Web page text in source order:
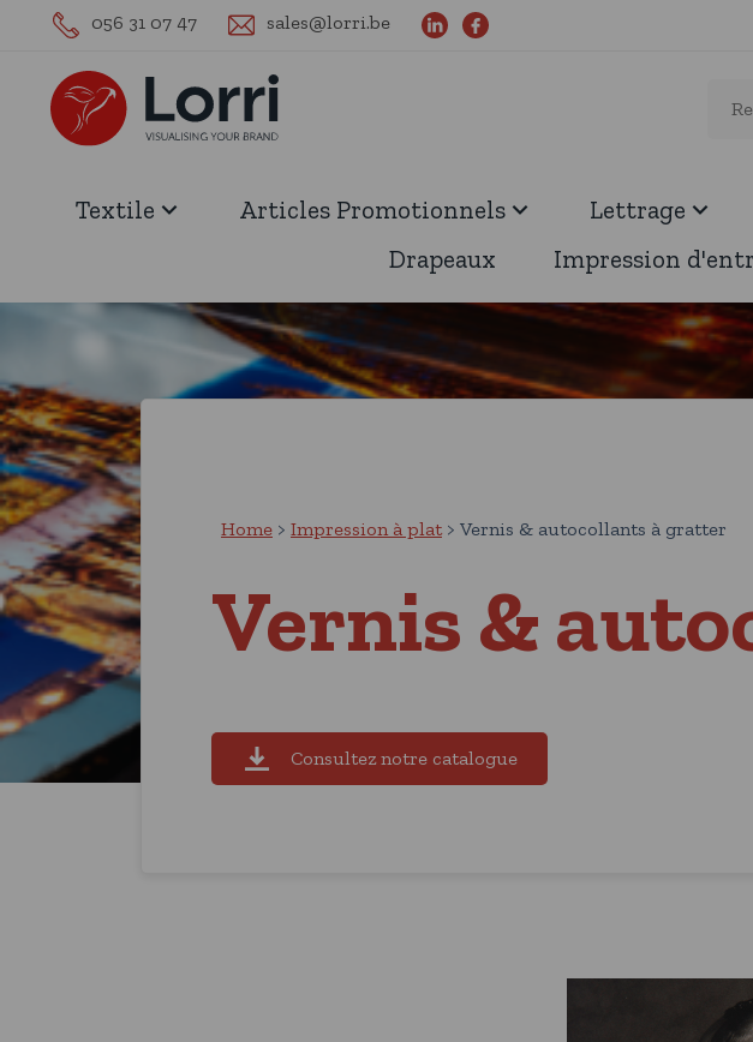
056 31 07 47 sales@lorri.be
Textile Articles Promotionnels Lettrage
Drapeaux
Impression
Home Impression à plat Vernis & autocollants à gratter
Vernis &
Consultez notre catalogue